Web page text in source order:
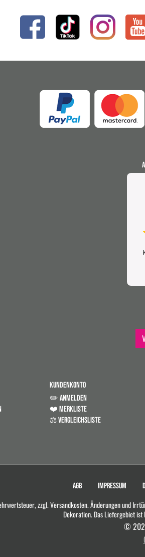
KUNDENKONTO
✏️ ANMELDEN
❤️ MERKLISTE
⚖️ VERGLEICHSLISTE
AGB IMPRESSUM
zzgl. Versandkosten. Änderungen und
Dekoration. Das Liefergebiet
©